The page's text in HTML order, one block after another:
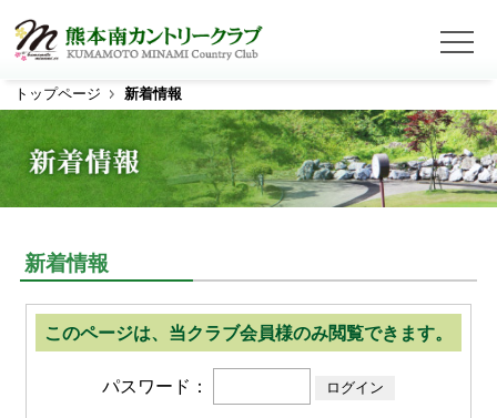
トップページ 新着情報
新着情報
このページは、当クラブ会員様のみ閲覧できます。
パスワード：
ホーム
コース紹介
コース概要 コース全景
アウトコース
プレー料金
アクセス